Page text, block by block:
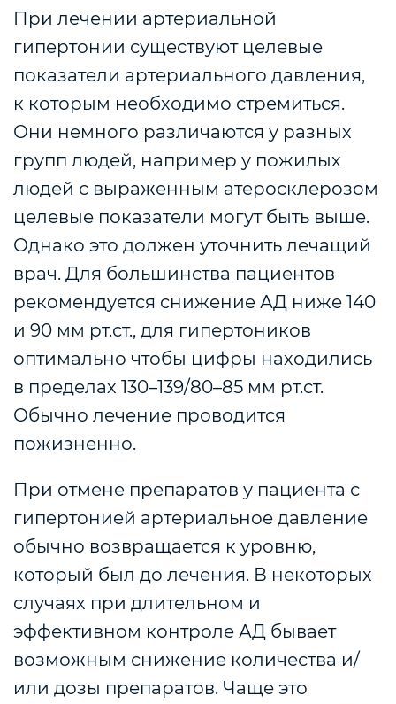
При лечении артериальной
гипертонии существуют целевые
показатели артериального давления,
к которым необходимо стремиться.
Они немного различаются у разных
групп людей, например у пожилых
людей с выраженным атеросклерозом
целевые показатели могут быть выше.
Однако это должен уточнить лечащий
врач. Для большинства пациентов
рекомендуется снижение АД ниже 140
и 90 мм рт.ст., для гипертоников
оптимально чтобы цифры находились
в пределах 130–139/80–85 мм рт.ст.
Обычно лечение проводится
пожизненно.
При отмене препаратов у пациента с
гипертонией артериальное давление
обычно возвращается к уровню,
который был до лечения. В некоторых
случаях при длительном и
эффективном контроле АД бывает
возможным снижение количества и/
или дозы препаратов. Чаще это